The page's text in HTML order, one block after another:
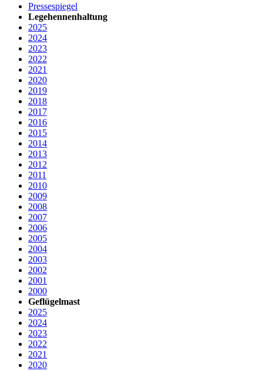
Pressespiegel
Legehennenhaltung
2025
2024
2023
2022
2021
2020
2019
2018
2017
2016
2015
2014
2013
2012
2011
2010
2009
2008
2007
2006
2005
2004
2003
2002
2001
2000
Geflügelmast
2025
2024
2023
2022
2021
2020